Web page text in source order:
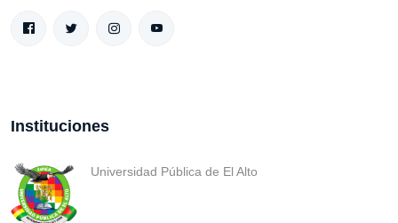
Instituciones
Universidad Pública de El Alto